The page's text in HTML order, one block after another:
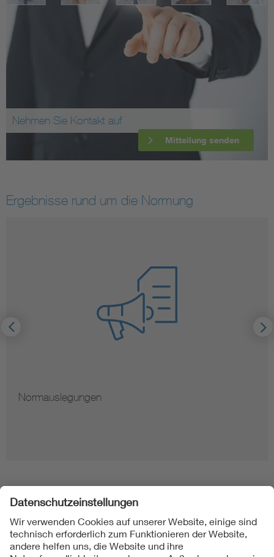
Nehmen Sie Kontakt auf
Mitteilung senden
Ergebnisse rund um die Normung
Normauslegungen
Folgen Sie uns